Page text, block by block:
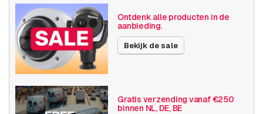
Gewicht
Grootte (lxbxh) 378 x 327 x 169 millimeters
Behuizingen &
masten
Installatiekast
Publicatiedatum 18-07-2019
Ontdenk alle producten in de
aanbieding.
Bekijk de sale
Gratis verzending vanaf €250
binnen NL, DE, BE